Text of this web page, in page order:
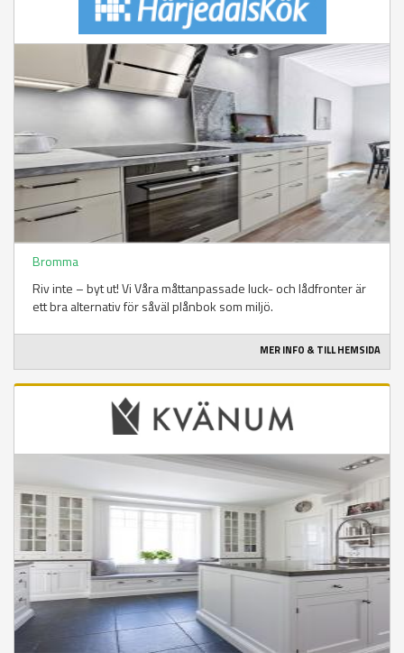
Bromma
Riv inte – byt ut! Vi Våra måttanpassade luck- och lådfronter är
ett bra alternativ för såväl plånbok som miljö.
MER INFO & TILL HEMSIDA